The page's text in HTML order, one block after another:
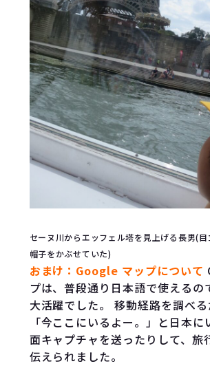
セーヌ川からエッフェル塔を見上げる長男(
帽子をかぶせていた)
おまけ：Google マップについて
プは、普段通り日本語で使えるの
大活躍でした。 移動経路を調べる
「今ここにいるよー。」と日本に
面キャプチャを送ったりして、旅
伝えられました。